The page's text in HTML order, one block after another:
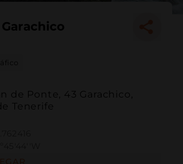
de Ponte, 43 Garachico,
Tenerife